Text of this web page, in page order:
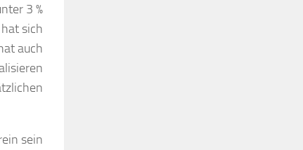
3 %
sich
auch
sein